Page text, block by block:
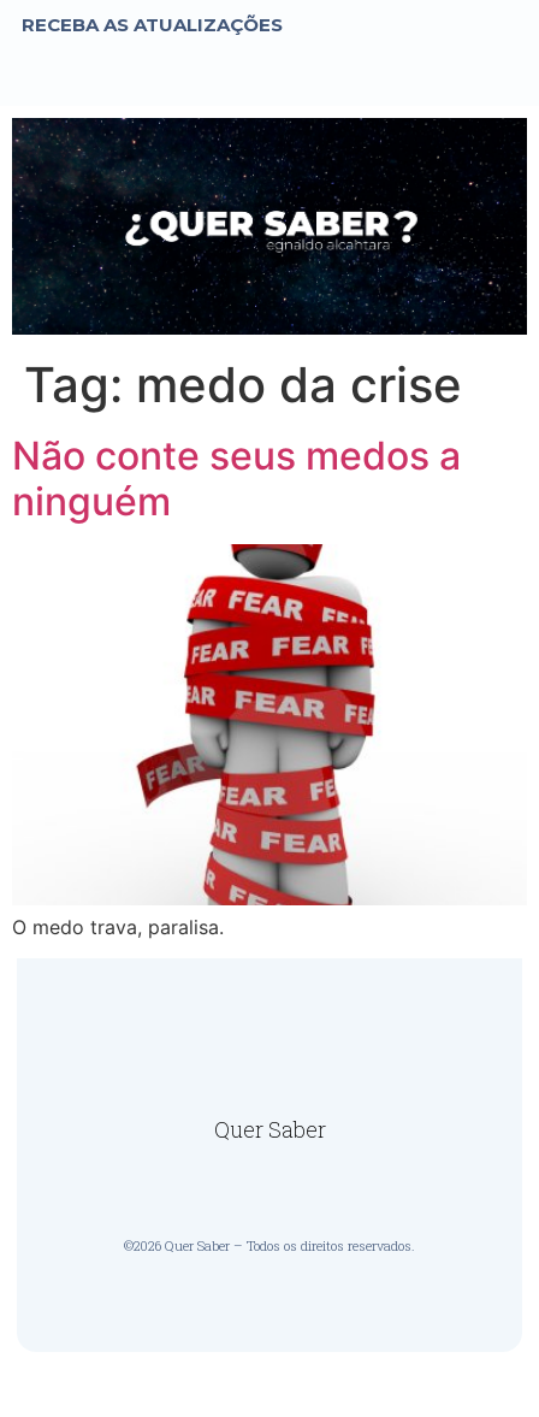
RECEBA AS ATUALIZAÇÕES
Tag: medo da crise
Não conte seus medos a
ninguém
O medo trava, paralisa.
Quer Saber
©2026 Quer Saber – Todos os direitos reservados.